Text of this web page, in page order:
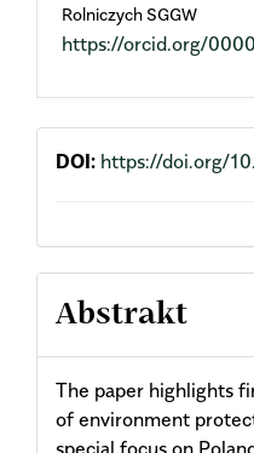
Rolniczych SGGW
https://orcid.org/
DOI: https://doi.org/
Abstrakt
The paper highlights
of environment